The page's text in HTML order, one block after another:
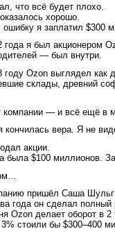
что всё будет плохо.
хорошо.
ошибку я заплатил $300
года я был акционером
— был внутри.
году Ozon выглядел как
склады, древний
компании — и всё ещё в
кончилась вера. Я не
акции.
была $100 миллионов.
пришёл Саша
года он сделал полный
Ozon делает оборот в 2
стоили бы $300–400